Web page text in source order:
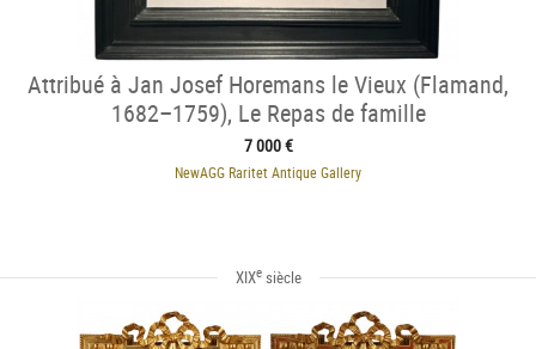
Attribué à Jan Josef Horemans le Vieux (Flamand,
1682–1759), Le Repas de famille
7 000 €
NewAGG Raritet Antique Gallery
XIXesiècle